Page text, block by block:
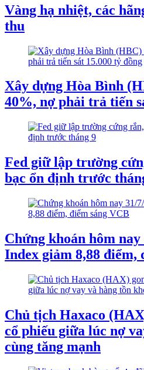
Vàng hạ nhiệt, các
thu
Xây dựng Hòa Bình
40%, nợ phải trả tiến
Fed giữ lập trường
bạc ổn định trước
Chứng khoán hôm
Index giảm 8,88 điểm,
Chủ tịch Haxaco
cổ phiếu giữa lúc nợ
cùng tăng mạnh